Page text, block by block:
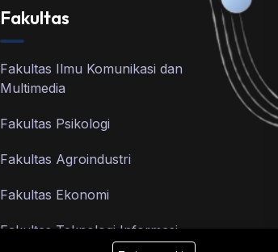
Fakultas
Fakultas Ilmu Komunikasi dan
Multimedia
Fakultas Psikologi
Fakultas Agroindustri
Fakultas Ekonomi
Fakultas Teknologi Informasi